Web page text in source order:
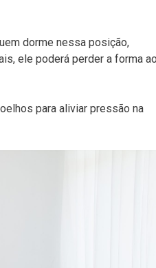
dorme nessa posição,
ele poderá perder a forma
para aliviar pressão na